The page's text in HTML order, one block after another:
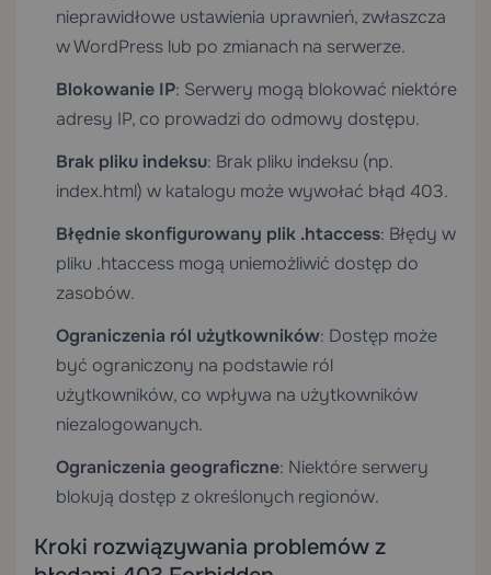
nieprawidłowe ustawienia uprawnień, zwłaszcza
w WordPress lub po zmianach na serwerze.
Blokowanie IP: Serwery mogą blokować niektóre
adresy IP, co prowadzi do odmowy dostępu.
Brak pliku indeksu: Brak pliku indeksu (np.
index.html) w katalogu może wywołać błąd 403.
Błędnie skonfigurowany plik .htaccess: Błędy w
pliku .htaccess mogą uniemożliwić dostęp do
zasobów.
Ograniczenia ról użytkowników: Dostęp może
być ograniczony na podstawie ról
użytkowników, co wpływa na użytkowników
niezalogowanych.
Ograniczenia geograficzne: Niektóre serwery
blokują dostęp z określonych regionów.
Kroki rozwiązywania problemów z